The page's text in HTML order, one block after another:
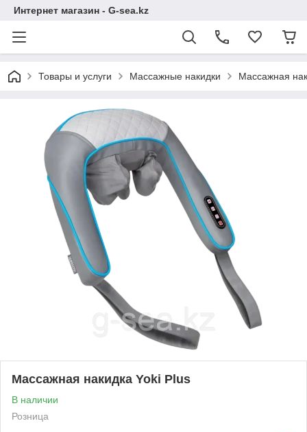
Интернет магазин - G-sea.kz
Товары и услуги Массажные накидки Массажная
Массажная накидка Yoki Plus
В наличии
Розница